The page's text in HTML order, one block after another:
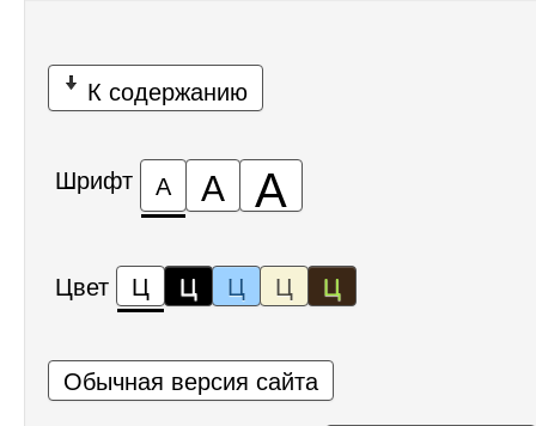
К содержанию
Шрифт А А А
Цвет Ц Ц Ц Ц Ц
Обычная версия сайта